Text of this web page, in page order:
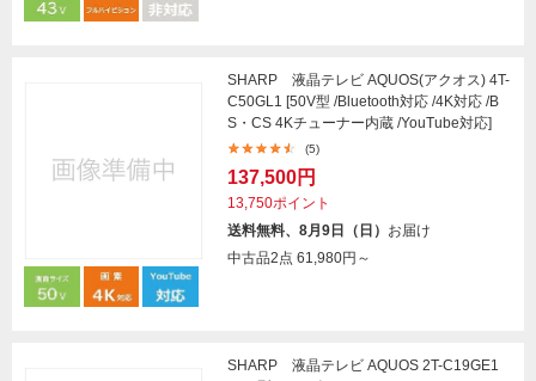
SHARP 液晶テレビ AQUOS(アクオス) 4T-
C50GL1 [50V型 /Bluetooth対応 /4K対応 /B
S・CS 4Kチューナー内蔵 /YouTube対応]
(5)
137,500円
13,750ポイント
送料無料、8月9日（日） お届け
中古品2点 61,980円～
SHARP 液晶テレビ AQUOS 2T-C19GE1